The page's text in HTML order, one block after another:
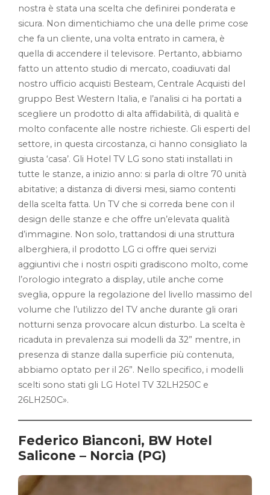
nostra è stata una scelta che definirei ponderata e
sicura. Non dimentichiamo che una delle prime cose
che fa un cliente, una volta entrato in camera, è
quella di accendere il televisore. Pertanto, abbiamo
fatto un attento studio di mercato, coadiuvati dal
nostro ufficio acquisti Besteam, Centrale Acquisti del
gruppo Best Western Italia, e l’analisi ci ha portati a
scegliere un prodotto di alta affidabilità, di qualità e
molto confacente alle nostre richieste. Gli esperti del
settore, in questa circostanza, ci hanno consigliato la
giusta ‘casa’. Gli Hotel TV LG sono stati installati in
tutte le stanze, a inizio anno: si parla di oltre 70 unità
abitative; a distanza di diversi mesi, siamo contenti
della scelta fatta. Un TV che si correda bene con il
design delle stanze e che offre un’elevata qualità
d’immagine. Non solo, trattandosi di una struttura
alberghiera, il prodotto LG ci offre quei servizi
aggiuntivi che i nostri ospiti gradiscono molto, come
l’orologio integrato a display, utile anche come
sveglia, oppure la regolazione del livello massimo del
volume che l’utilizzo del TV anche durante gli orari
notturni senza provocare alcun disturbo. La scelta è
ricaduta in prevalenza sui modelli da 32” mentre, in
presenza di stanze dalla superficie più contenuta,
abbiamo optato per il 26”. Nello specifico, i modelli
scelti sono stati gli LG Hotel TV 32LH250C e
26LH250C».
Federico Bianconi, BW Hotel
Salicone – Norcia (PG)